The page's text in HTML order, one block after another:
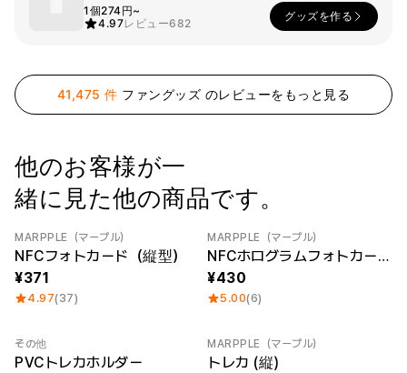
1個274円~
4.97レビュー682
グッズを作る
41,475 件 ファングッズ のレビューをもっと見る
他のお客様が一
緒に見た他の商品です。
MARPPLE（マープル）
NFCフォトカード（縦型）
371
4.97(37)
MARPPLE（マープル）
NFCホログラムフォトカード（縦型）
430
5.00(6)
その他
PVCトレカホルダー
最小注文数量 1個
MARPPLE（マープル）
トレカ (縦)
機能性
テリー
様々なカラー
スウェットシャツ&
シースルートップス
&チューブトップ